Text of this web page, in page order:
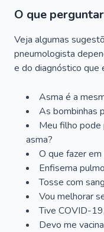
O que
Veja algumas
pneumologista
e do diagnóstico que
Asma é a
As bombinhas
Meu filho
asma?
O que fazer
Enfisema
Tosse com
Vou melhorar
Tive COVID-
Devo me